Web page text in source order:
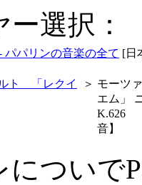
選択：
パパリンの音楽の全て [日
ト 「レクイ
＞ モーツ
エム」
K.626
音】
についで